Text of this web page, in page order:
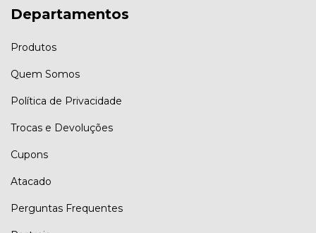
Departamentos
Produtos
Quem Somos
Política de Privacidade
Trocas e Devoluções
Cupons
Atacado
Perguntas Frequentes